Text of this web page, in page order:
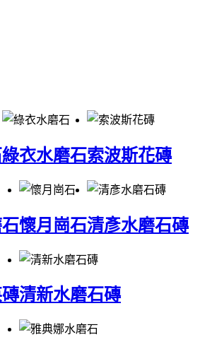
綠衣水磨石索波斯花磚
懷月崗石清彥水磨石磚
清新水磨石磚